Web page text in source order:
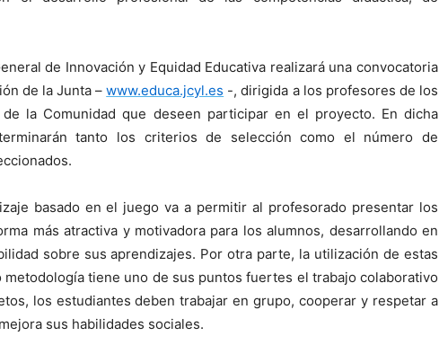
de Innovación y Equidad Educativa realizará una convocatoria
de la Junta –www.educa.jcyl.es -, dirigida a los profesores de los
la Comunidad que deseen participar en el proyecto. En dicha
tanto los criterios de selección como el número de
basado en el juego va a permitir al profesorado presentar los
más atractiva y motivadora para los alumnos, desarrollando en
sobre sus aprendizajes. Por otra parte, la utilización de estas
metodología tiene uno de sus puntos fuertes el trabajo colaborativo
los estudiantes deben trabajar en grupo, cooperar y respetar a
sus habilidades sociales.